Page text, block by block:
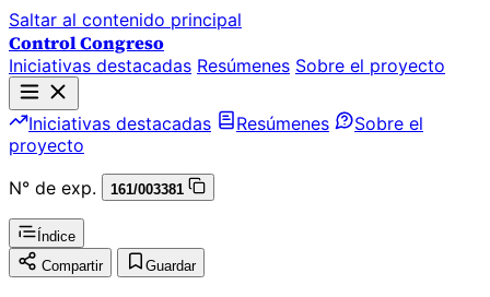
Saltar al contenido principal
Control Congreso
Iniciativas destacadas Resúmenes Sobre el proyecto
Iniciativas destacadas Resúmenes
Sobre el
proyecto
N° de exp.
161/003381
Índice
Compartir
Guardar